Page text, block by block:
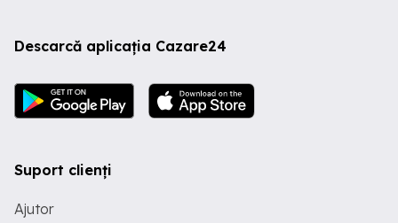
Descarcă aplicația Cazare24
Suport clienți
Ajutor